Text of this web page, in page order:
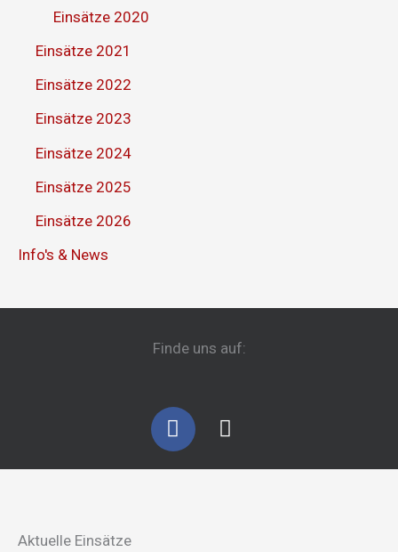
Einsätze 2020
Einsätze 2021
Einsätze 2022
Einsätze 2023
Einsätze 2024
Einsätze 2025
Einsätze 2026
Info's & News
Finde uns auf:
F
a
I
n
Aktuelle Einsätze